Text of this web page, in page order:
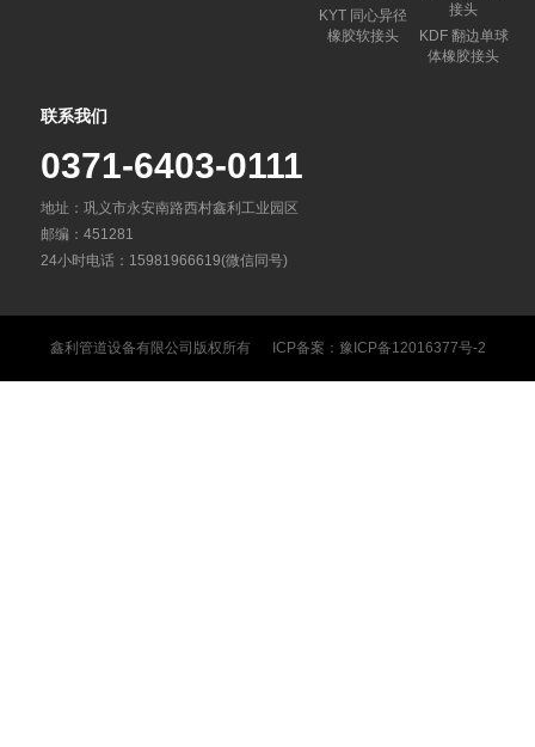
KYT 同心异径
橡胶软接头
接头
KDF 翻边单球
体橡胶接头
联系我们
0371-6403-0111
地址：巩义市永安南路西村鑫利工业园区
邮编：451281
24小时电话：15981966619(微信同号)
鑫利管道设备有限公司 版权所有 ICP备案： 豫ICP备12016377号-2